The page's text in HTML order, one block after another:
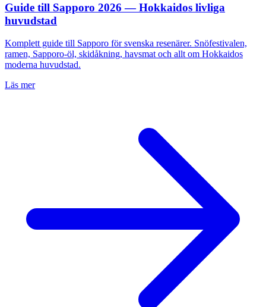
Guide till Sapporo 2026 — Hokkaidos livliga
huvudstad
Komplett guide till Sapporo för svenska resenärer. Snöfestivalen,
ramen, Sapporo-öl, skidåkning, havsmat och allt om Hokkaidos
moderna huvudstad.
Läs mer